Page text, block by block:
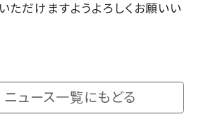
ただけますようよろしくお願いい
ニュース一覧にもどる